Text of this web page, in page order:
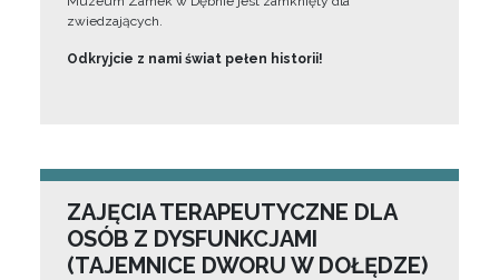
zwiedzających.
Odkryjcie z nami świat pełen historii!
ZAJĘCIA TERAPEUTYCZNE DLA
OSÓB Z DYSFUNKCJAMI
(TAJEMNICE DWORU W DOŁĘDZE)